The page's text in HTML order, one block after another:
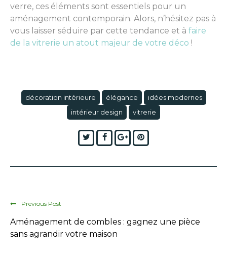
verre, ces éléments sont essentiels pour un
aménagement contemporain. Alors, n’hésitez pas à
vous laisser séduire par cette tendance et à faire
de la vitrerie un atout majeur de votre déco !
décoration intérieure élégance
idées modernes
intérieur design
vitrerie
TwitterFacebook
Google+Pinterest
Previous Post
Aménagement de combles : gagnez une pièce
sans agrandir votre maison